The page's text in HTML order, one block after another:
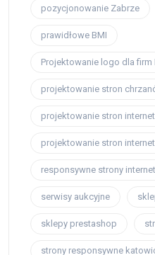
pozycjonowanie Zabrze
prawidłowe BMI
Projektowanie logo dla firm
projektowanie stron
projektowanie stron
projektowanie stron
responsywne strony
serwisy aukcyjne
sklepy prestashop
strony responsywne